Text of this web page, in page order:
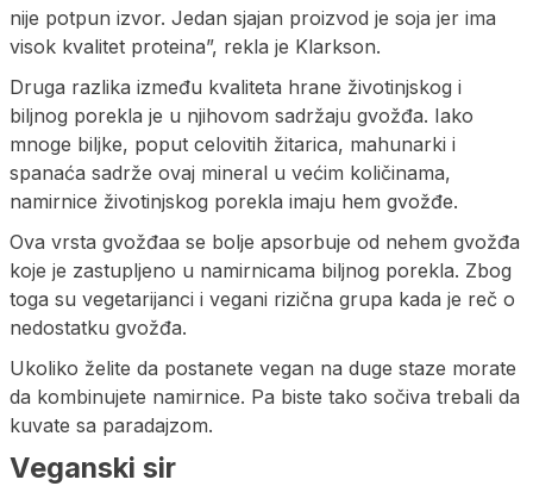
nije potpun izvor. Jedan sjajan proizvod je soja jer ima
visok kvalitet proteina”, rekla je Klarkson.
Druga razlika između kvaliteta hrane životinjskog i
biljnog porekla je u njihovom sadržaju gvožđa. Iako
mnoge biljke, poput celovitih žitarica, mahunarki i
spanaća sadrže ovaj mineral u većim količinama,
namirnice životinjskog porekla imaju hem gvožđe.
Ova vrsta gvožđaa se bolje apsorbuje od nehem gvožđa
koje je zastupljeno u namirnicama biljnog porekla. Zbog
toga su vegetarijanci i vegani rizična grupa kada je reč o
nedostatku gvožđa.
Ukoliko želite da postanete vegan na duge staze morate
da kombinujete namirnice. Pa biste tako sočiva trebali da
kuvate sa paradajzom.
Veganski sir